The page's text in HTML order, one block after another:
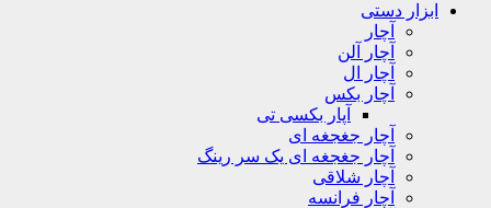
ابزار دستی
آچار
آچار آلن
آچار ال
آچار بکس
آپار بکسی تی
آچار جغجغه ای
آچار جغجغه ای یک سر رینگ
آچار شلاقی
آچار فرانسه